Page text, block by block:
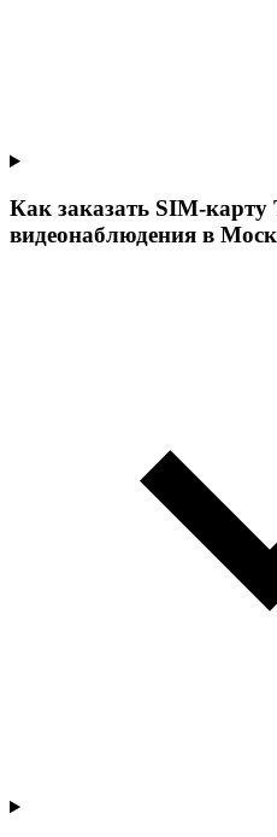
Как заказать SIM-
видеонаблюдения в